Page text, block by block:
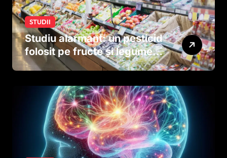
STUDII
Studiu alarmant: un pesticid
folosit pe fructe și legume
ar putea afecta dezvoltarea
dinainte de naștere